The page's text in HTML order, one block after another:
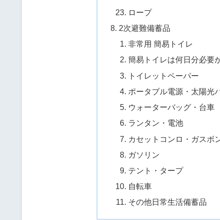
ロープ
2次避難備蓄品
非常用 簡易トイレ
簡易トイレは何日分必要
トイレットペーパー
ポータブル電源・太陽光
ウォーターバッグ・台車
ランタン・電池
カセットコンロ・ガスボ
ガソリン
テント・タープ
自転車
その他日常生活備蓄品